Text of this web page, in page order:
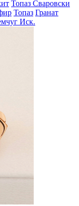
Топаз Сваровски
Топаз Гранат
Иск.